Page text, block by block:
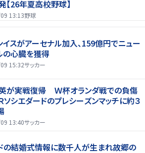
【26年夏高校野球】
13:13野球
イスがアーセナル加入、159億円でニュー
の心臓を獲得
15:32サッカー
が実戦復帰 Ｗ杯オランダ戦での負傷
ソシエダードのプレシーズンマッチに約３
13:40サッカー
の結婚式情報に数千人が生まれ故郷の